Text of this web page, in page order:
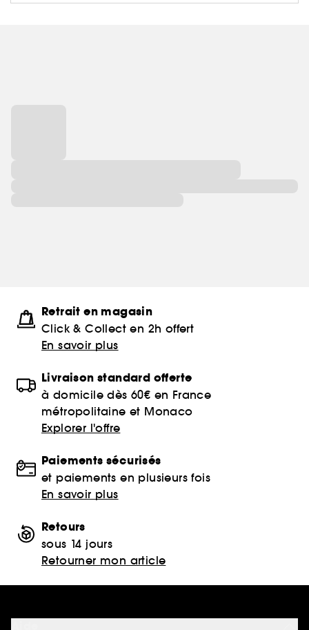
Retrait en magasin
Click & Collect en 2h offert
En savoir plus
Livraison standard offerte
à domicile dès 60€ en France
métropolitaine et Monaco
Explorer l'offre
Paiements sécurisés
et paiements en plusieurs fois
En savoir plus
Retours
sous 14 jours
Retourner mon article